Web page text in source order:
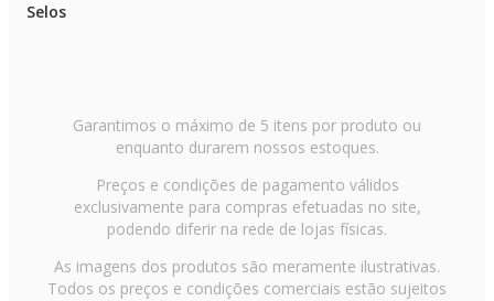
Selos
Garantimos o máximo de 5 itens por produto ou
enquanto durarem nossos estoques.
Preços e condições de pagamento válidos
exclusivamente para compras efetuadas no site,
podendo diferir na rede de lojas físicas.
As imagens dos produtos são meramente ilustrativas.
Todos os preços e condições comerciais estão sujeitos